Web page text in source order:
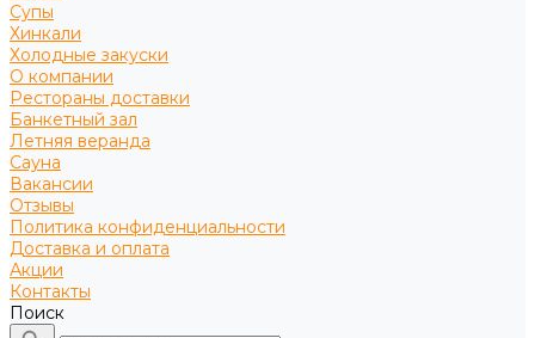
Супы
Хинкали
Холодные закуски
О компании
Рестораны доставки
Банкетный зал
Летняя веранда
Сауна
Вакансии
Отзывы
Политика конфиденциальности
Доставка и оплата
Акции
Контакты
Поиск